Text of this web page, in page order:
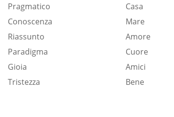
Pragmatico
Conoscenza
Riassunto
Paradigma
Gioia
Tristezza
Casa
Mare
Amore
Cuore
Amici
Bene